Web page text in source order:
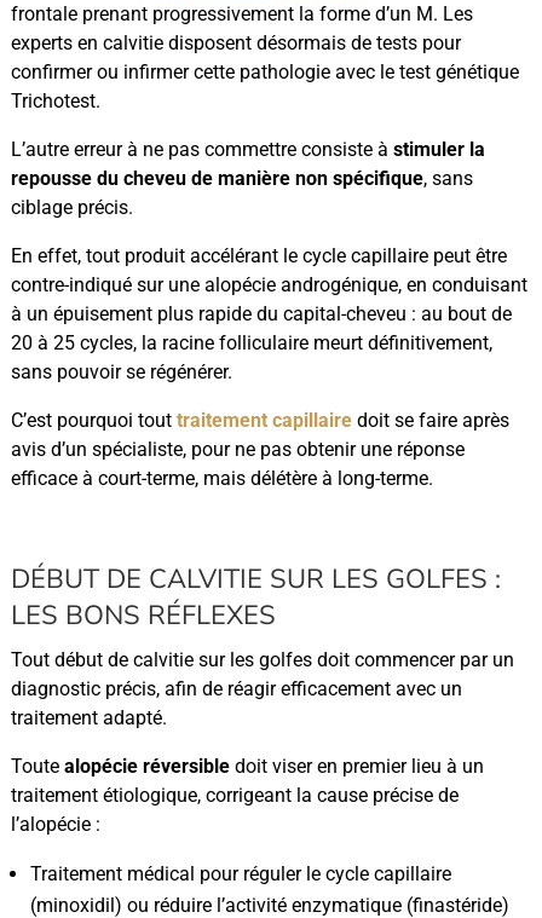
frontale prenant progressivement la forme d’un M. Les
experts en calvitie disposent désormais de tests pour
confirmer ou infirmer cette pathologie avec le test génétique
Trichotest.
L’autre erreur à ne pas commettre consiste à stimuler la
repousse du cheveu de manière non spécifique, sans
ciblage précis.
En effet, tout produit accélérant le cycle capillaire peut être
contre-indiqué sur une alopécie androgénique, en conduisant
à un épuisement plus rapide du capital-cheveu : au bout de
20 à 25 cycles, la racine folliculaire meurt définitivement,
sans pouvoir se régénérer.
C’est pourquoi tout traitement capillairedoit se faire après
avis d’un spécialiste, pour ne pas obtenir une réponse
efficace à court-terme, mais délétère à long-terme.
DÉBUT DE CALVITIE SUR LES GOLFES :
LES BONS RÉFLEXES
Tout début de calvitie sur les golfes doit commencer par un
diagnostic précis, afin de réagir efficacement avec un
traitement adapté.
Toute alopécie réversibledoit viser en premier lieu à un
traitement étiologique, corrigeant la cause précise de
l’alopécie :
Traitement médical pour réguler le cycle capillaire
(minoxidil) ou réduire l’activité enzymatique (finastéride)